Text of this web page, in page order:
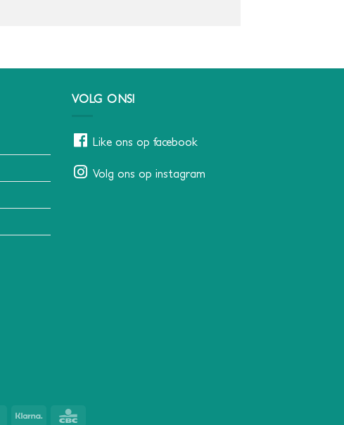
VOLG ONS!
Like ons op facebook
Volg ons op instagram
KBC Klarna